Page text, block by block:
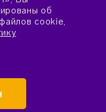
об
cookie,